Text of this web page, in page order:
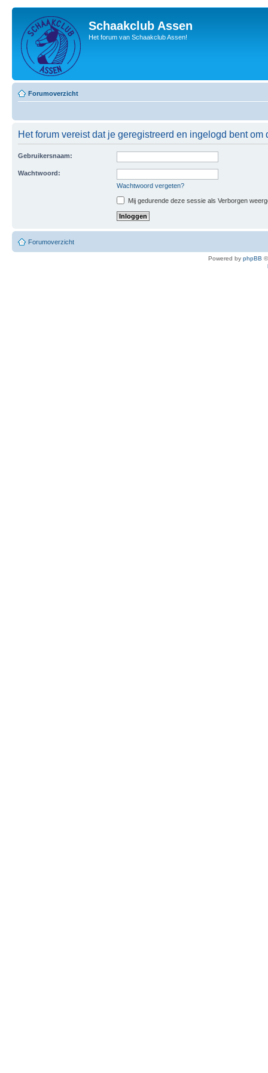
Schaakclub Assen
Het forum van Schaakclub Assen!
Forumoverzicht
Het forum vereist dat je geregistreerd en ingelogd bent
Gebruikersnaam:
Wachtwoord:
Wachtwoord vergeten?
Mij gedurende deze sessie als Verborgen
Forumoverzicht
Powered by phpBB